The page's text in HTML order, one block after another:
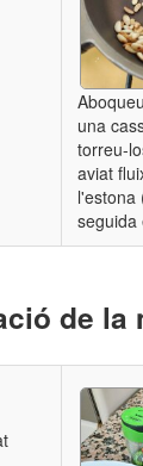
una
torreu-
aviat
l'estona
seguida
de la